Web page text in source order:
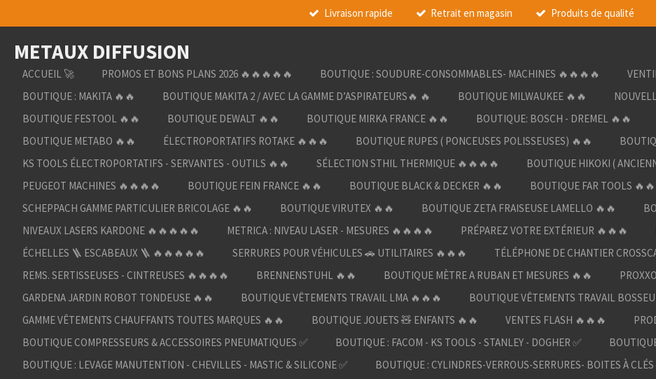
au
contenu
principal
Livraison rapide Retrait en magasin Produits de qualité
METAUX DIFFUSION
ACCUEIL 🚀 PROMOS ET BONS PLANS 2026 🔥🔥🔥🔥🔥 BOUTIQUE : SOUDURE-CONSOMMABLES- MACHINES 🔥🔥🔥🔥
BOUTIQUE : MAKITA 🔥🔥
BOUTIQUE MAKITA 2 / AVEC LA GAMME D’ASPIRATEURS🔥 🔥 BOUTIQUE MILWAUKEE 🔥🔥
BOUTIQUE FESTOOL 🔥🔥
BOUTIQUE DEWALT 🔥🔥 BOUTIQUE MIRKA FRANCE 🔥🔥 BOUTIQUE: BOSCH - DREMEL 🔥🔥
BOUTIQUE METABO 🔥🔥
ÉLECTROPORTATIFS ROTAKE 🔥🔥🔥 BOUTIQUE RUPES ( PONCEUSES POLISSEUSES) 🔥🔥
KS TOOLS ÉLECTROPORTATIFS - SERVANTES - OUTILS 🔥🔥
SÉLECTION STHIL THERMIQUE 🔥🔥🔥🔥
BOUTIQUE HIKOKI (
PEUGEOT MACHINES 🔥🔥🔥🔥
BOUTIQUE FEIN FRANCE 🔥🔥 BOUTIQUE BLACK & DECKER 🔥🔥 BOUTIQUE FAR TOOLS 🔥🔥
SCHEPPACH GAMME PARTICULIER BRICOLAGE 🔥🔥
BOUTIQUE VIRUTEX 🔥🔥 BOUTIQUE ZETA FRAISEUSE LAMELLO 🔥🔥
NIVEAUX LASERS KARDONE 🔥🔥🔥🔥🔥
METRICA : NIVEAU LASER - MESURES 🔥🔥🔥🔥 PRÉPAREZ VOTRE EXTÉRIEUR 🔥🔥🔥
ÉCHELLES 🪜 ESCABEAUX 🪜 🔥🔥🔥🔥🔥
SERRURES POUR VÉHICULES 🚗 UTILITAIRES 🔥🔥🔥 TÉLÉPHONE DE CHANTIER
REMS. SERTISSEUSES - CINTREUSES 🔥🔥🔥🔥
BRENNENSTUHL 🔥🔥 BOUTIQUE MÈTRE A RUBAN ET MESURES 🔥🔥
GARDENA JARDIN ROBOT TONDEUSE 🔥🔥
BOUTIQUE VÊTEMENTS TRAVAIL LMA 🔥🔥🔥
BOUTIQUE VÊTEMENTS TRAVAIL
GAMME VÊTEMENTS CHAUFFANTS TOUTES MARQUES 🔥🔥
BOUTIQUE JOUETS 🧸 ENFANTS 🔥🔥 VENTES FLASH 🔥🔥🔥
BOUTIQUE COMPRESSEURS & ACCESSOIRES PNEUMATIQUES ✅
BOUTIQUE : FACOM - KS TOOLS - STANLEY - DOGHER ✅
BOUTIQUE : LEVAGE MANUTENTION - CHEVILLES - MASTIC & SILICONE ✅
BOUTIQUE : CYLINDRES-VERROUS-SERRURES- BOITES À CLÉS